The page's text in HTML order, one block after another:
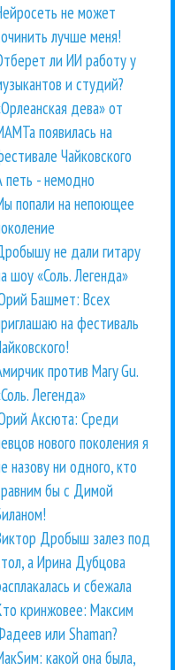
не может
лучше меня!
ли ИИ работу у
и студий?
дева» от
появилась на
Чайковского
петь - немодно
попали на непоющее
не дали гитару
шоу «Соль. Легенда»
Башмет: Всех
на фестиваль
против Mary Gu.
Легенда»
Аксюта: Среди
нового поколения я
назову ни одного, кто
бы с Димой
Дробыш залез под
а Ирина Дубцова
и сбежала
кринжовее: Максим
или Shaman?
какой она была,